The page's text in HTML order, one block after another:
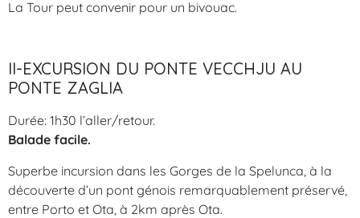
La Tour peut convenir pour un bivouac.
II-EXCURSION DU PONTE VECCHJU AU
PONTE ZAGLIA
Durée: 1h30 l’aller/retour.
Balade facile.
Superbe incursion dans les Gorges de la Spelunca, à la
découverte d’un pont génois remarquablement préservé,
entre Porto et Ota, à 2km après Ota.